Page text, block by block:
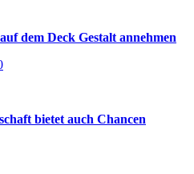
dem Deck Gestalt annehmen
bietet auch Chancen